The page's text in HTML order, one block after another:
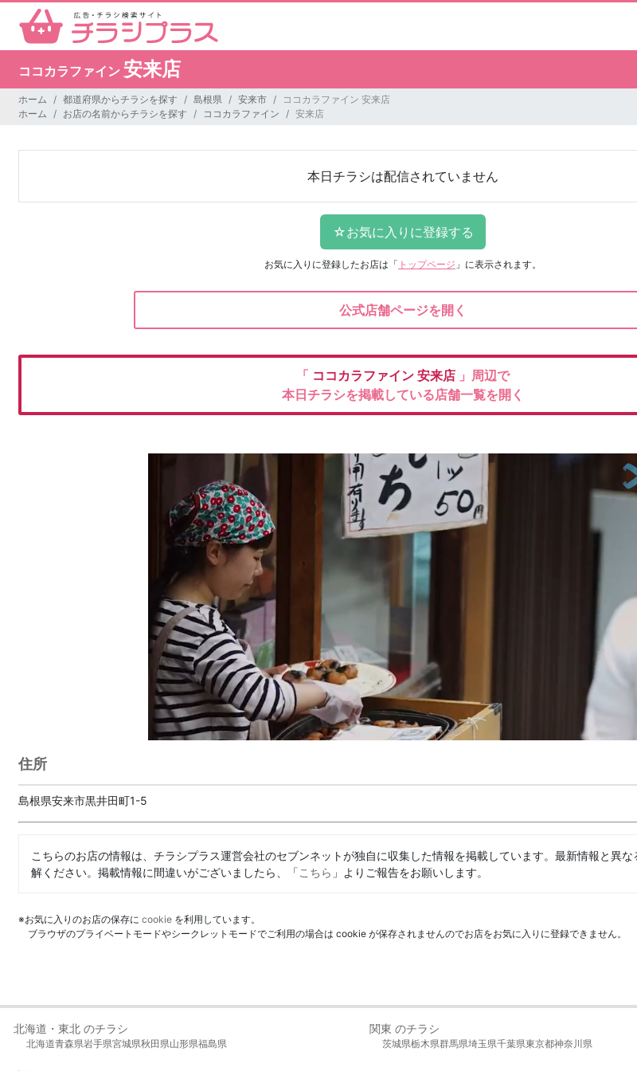
ココカラファイン 安来店
ホーム 都道府県からチラシを探す 島根県 安来市
ココカラファイン 安来店
ホーム
お店の名前からチラシを探す ココカラファイン 安来店
本日チラシは配信されていません
お気に入りに登録したお店は 「 トップページ 」に表示されます。
公式店舗ページを開く
「 ココカラファイン 安来店 」周辺で
本日チラシを掲載している店舗一覧を開く
住所
島根県安来市黒井田町1-5
こちらのお店の情報は、チラシプラス運営会社のセブンネットが独自に収集した情報を掲載しています。最新情報と異
解ください。掲載情報に間違いがございましたら、「こちら 」よりご報告をお願いします。
※お気に入りのお店の保存に cookie を利用しています。
ブラウザのプライベートモードやシークレットモードでご利用の場合は cookie が保存されませんのでお店をお気に入りに登録できません。
北海道・東北 のチラシ
北海道青森県岩手県宮城県秋田県山形県福島県
関東 のチラシ
茨城県栃木県群馬県埼玉県千葉県東京都神奈川県